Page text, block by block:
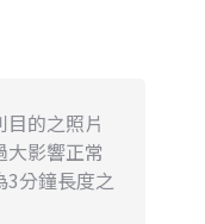
的之照片
大影響正常
3分鐘長度之